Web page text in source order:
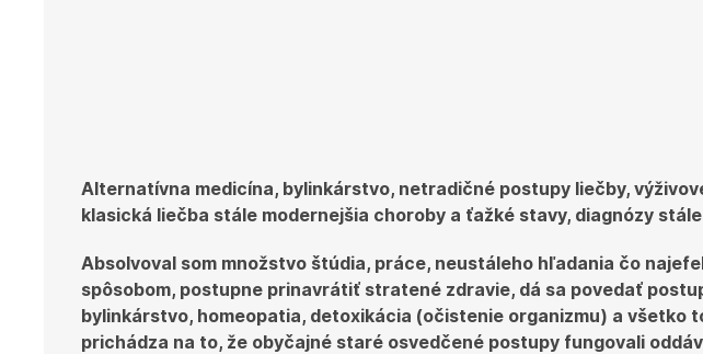
Alternatívna medicína, bylinkárstvo, netradičné postupy liečby,
klasická liečba stále modernejšia choroby a ťažké stavy, diagnózy
Absolvoval som množstvo štúdia, práce, neustáleho hľadania čo
spôsobom, postupne prinavrátiť stratené zdravie, dá sa povedať
bylinkárstvo, homeopatia, detoxikácia (očistenie organizmu) a všetko
prichádza na to, že obyčajné staré osvedčené postupy fungovali